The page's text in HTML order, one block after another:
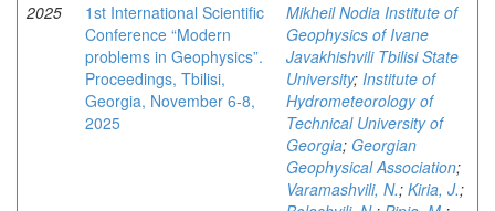
2025
1st International Scientific
Conference “Modern
problems in Geophysics”.
Proceedings, Tbilisi,
Georgia, November 6-8,
2025
Mikheil Nodia Institute of
Geophysics of Ivane
Javakhishvili Tbilisi State
University; Institute of
Hydrometeorology of
Technical University of
Georgia; Georgian
Geophysical Association;
Varamashvili, N.; Kiria, J.;